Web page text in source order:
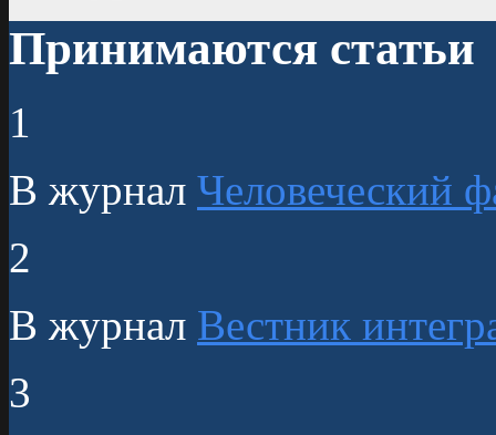
Принимаются статьи
1
В журнал Человеческий
2
В журнал Вестник
3